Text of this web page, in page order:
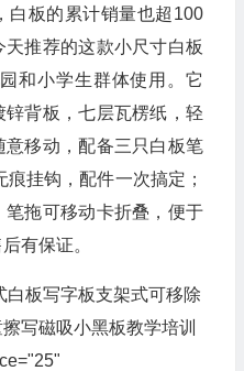
白板的累计销量也超100
推荐的这款小尺寸白板
和小学生群体使用。它
背板，七层瓦楞纸，轻
移动，配备三只白板笔
挂钩，配件一次搞定；
拖可移动卡折叠，便于
有保证。
白板写字板支架式可移除
写磁吸小黑板教学培训